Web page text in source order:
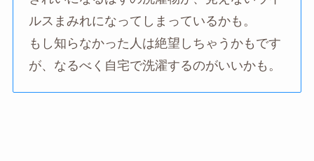
ルスまみれになってしまっているかも。
もし知らなかった人は絶望しちゃうかもです
が、なるべく自宅で洗濯するのがいいかも。